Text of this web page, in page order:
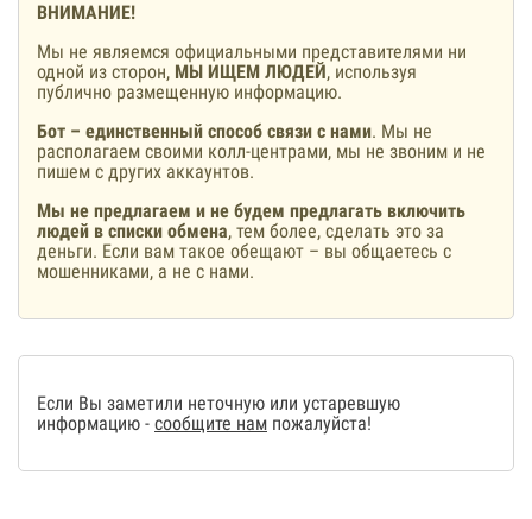
ВНИМАНИЕ!
Мы не являемся официальными представителями ни
одной из сторон, МЫ ИЩЕМ ЛЮДЕЙ, используя
публично размещенную информацию.
Бот – единственный способ связи с нами. Мы не
располагаем своими колл-центрами, мы не звоним и не
пишем с других аккаунтов.
Мы не предлагаем и не будем предлагать включить
людей в списки обмена, тем более, сделать это за
деньги. Если вам такое обещают – вы общаетесь с
мошенниками, а не с нами.
Если Вы заметили неточную или устаревшую
информацию - сообщите нам пожалуйста!